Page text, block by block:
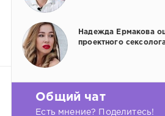
Надежда Ермакова
проектного
Общий чат
Есть мнение? Поделитесь!